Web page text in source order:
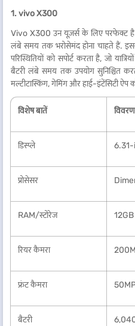
1. vivo X300
Vivo X300 उन यूज़र्स के लिए परफेक्ट है
लंबे समय तक भरोसेमंद होना चाहते हैं.
परिस्थितियों को सपोर्ट करता है, जो
बैटरी लंबे समय तक उपयोग सुनिश्चित
मल्टीटास्किंग, गेमिंग और हाई-इंटेंसिटी ऐप
विशेष बातें विवरण
डिस्प्ले
प्रोसेसर
RAM/स्टोरेज
रियर कैमरा
फ्रंट कैमरा
बैटरी